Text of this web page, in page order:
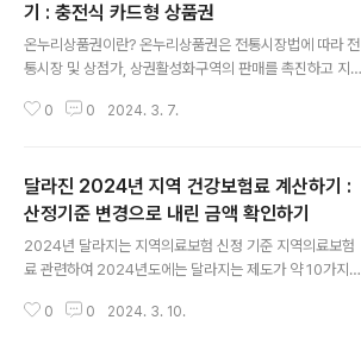
입니다. 근로장려금 신청 대상 기준 신청 대상은 소득 기준
에 따라 결정됩니다. 2024년 기준으로 맞벌이 가구의 경
우 소득이 3,800만 원 미만인 가구가 대상에 포함됩니다.
사업자, 근로소득자, 종교인 등의 경우에도 소득에 따라 지
원이 결정됩니다. 다만, 부부합산 소득이 기준이 되며, 재산
기 : 충전식 카드형 상품권
온누리상품권이란? 온누리상품권은 전통시장법에 따라 전
통시장 및 상점가, 상권활성화구역의 판매를 촉진하고 지
흥공단이 발행하는 전통시장 및 상점가 전용 상품권입니
공하는 이점이 있습니다. 한 달간 200만 원 이내 이런 혜
택을 누릴 수 있으니 상당한 혜택임은 분명합니다. 그래서
많은 사람들이 사용하고 있습니다. 반면에 QR 결제 과정을
거쳐야 하기에 상당히 번거롭습니다. 그래서 불편을 이유
로 사용을 꺼려하는 사람들도 있습니다. 모바일 온누리상
품권 사용할 때 그런 점을 찾을 수 있습니다. 이에 온누리상
0 0 2024. 3. 7.
달라진 2024년 지역 건강보험료 계산하기 :
산정기준 변경으로 내린 금액 확인하기
2024년 달라지는 지역의료보험 신정 기준 지역의료보험
료 관련하여 2024년도에는 달라지는 제도가 약 10가지
눈여겨보아야 할 부분은 세 가지 사항입니다. 그 세 가지는
0 0 2024. 3. 10.